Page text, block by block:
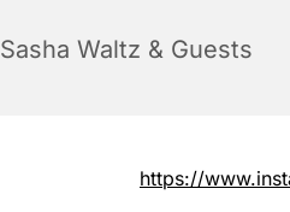
Sasha Waltz & Guests
https://